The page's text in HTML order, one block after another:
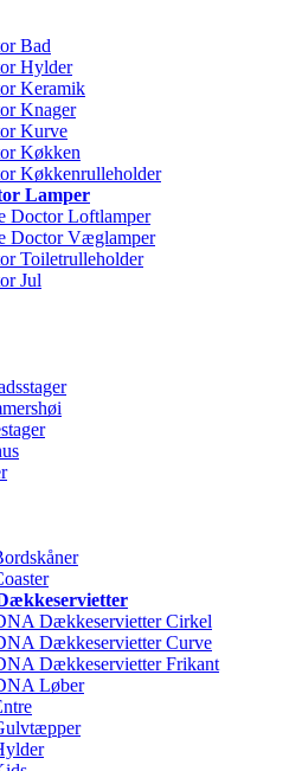
Bad
Hylder
Keramik
Knager
Kurve
Køkken
Køkkenrulleholder
Lamper
Doctor Loftlamper
Doctor Væglamper
Toiletrulleholder
Jul
Dækkeservietter Cirkel
Dækkeservietter Curve
Dækkeservietter Frikant
Løber